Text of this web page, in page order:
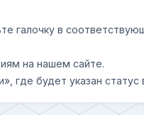
галочку в
на нашем сайте.
где будет указан